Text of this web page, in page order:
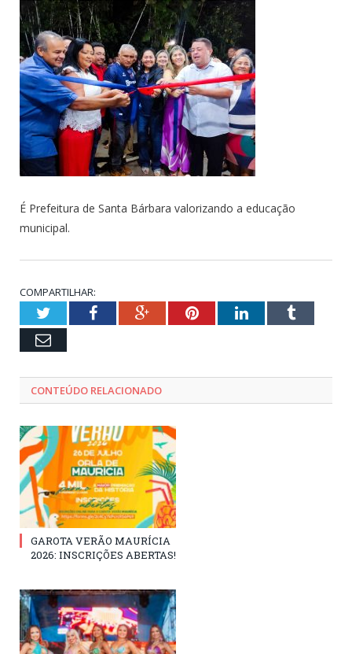
É Prefeitura de Santa Bárbara valorizando a educação
municipal.
COMPARTILHAR:
TwitterFacebookGoogle+PinterestLinkedInTumblr
Email
CONTEÚDO RELACIONADO
GAROTA VERÃO MAURÍCIA
2026: INSCRIÇÕES ABERTAS!